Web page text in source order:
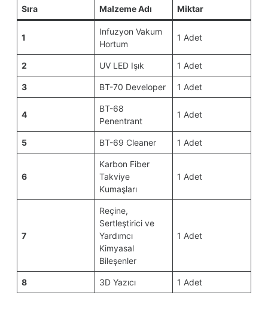
Sıra Malzeme Adı Miktar
1
Infuzyon Vakum
Hortum
1 Adet
2 UV LED Işık 1 Adet
3 BT-70 Developer 1 Adet
4
BT-68
Penentrant
1 Adet
5 BT-69 Cleaner 1 Adet
6
Karbon Fiber
Takviye
Kumaşları
1 Adet
7
Reçine,
Sertleştirici ve
Yardımcı
Kimyasal
Bileşenler
1 Adet
8 3D Yazıcı 1 Adet